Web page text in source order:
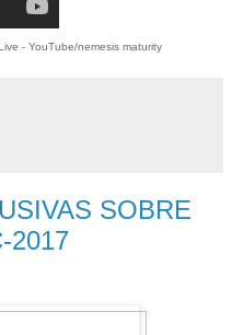
- YouTube/nemesis maturity
SOBRE
2017